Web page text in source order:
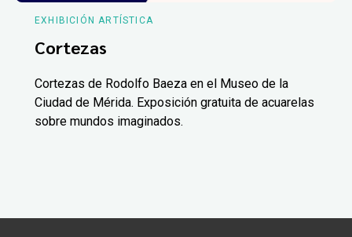
EXHIBICIÓN ARTÍSTICA
Cortezas
Cortezas de Rodolfo Baeza en el Museo de la
Ciudad de Mérida. Exposición gratuita de acuarelas
sobre mundos imaginados.